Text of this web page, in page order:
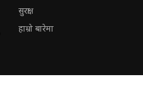
सुरक्षा
हाम्रो बारेमा